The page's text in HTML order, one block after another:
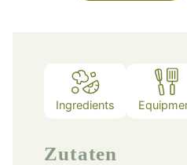
Ingredients
Zutaten